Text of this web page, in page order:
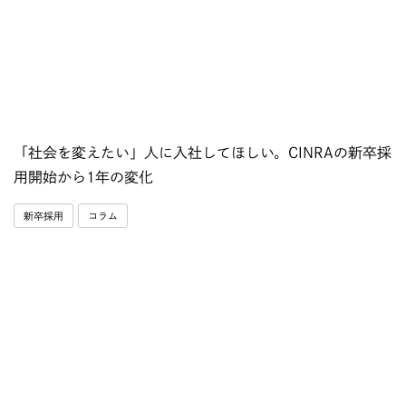
「社会を変えたい」人に入社してほしい。CINRAの新卒採
用開始から1年の変化
新卒採用 コラム